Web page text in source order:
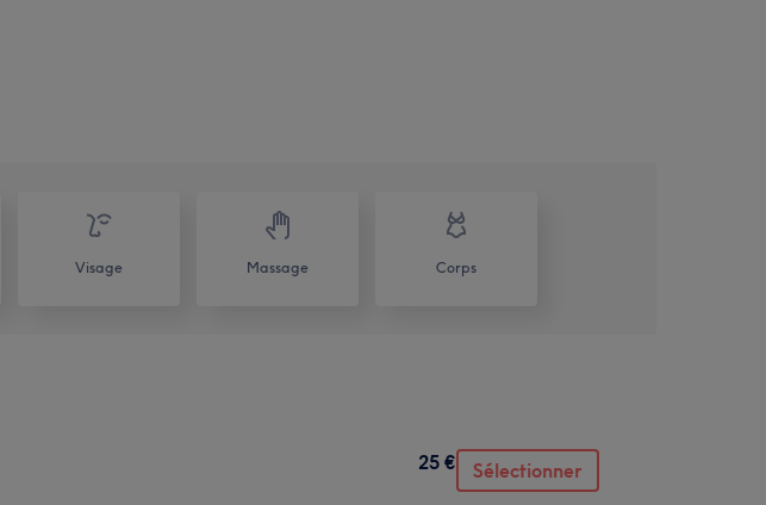
Visage Massage Corps
25 € Sélectionner